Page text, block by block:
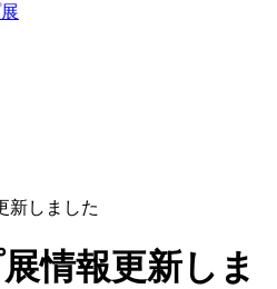
新しました
情報更新しま